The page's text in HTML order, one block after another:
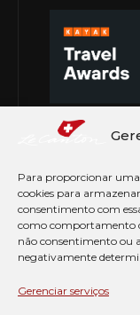
Para proporcionar
cookies para
consentimento com
como comportamento
não consentimento ou
negativamente
Gerenciar serviços
©